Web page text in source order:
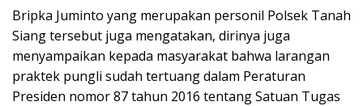
Bripka Juminto yang merupakan personil Polsek Tanah
Siang tersebut juga mengatakan, dirinya juga
menyampaikan kepada masyarakat bahwa larangan
praktek pungli sudah tertuang dalam Peraturan
Presiden nomor 87 tahun 2016 tentang Satuan Tugas